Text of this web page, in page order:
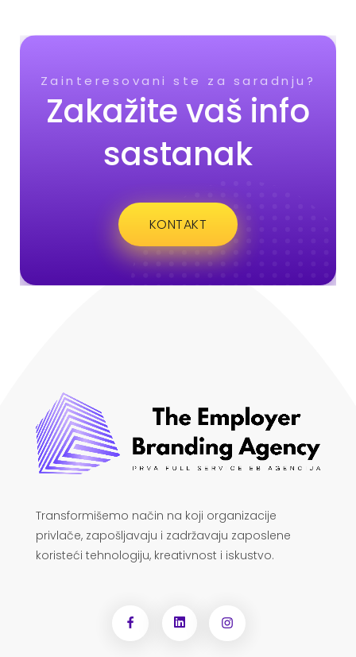
Zainteresovani ste za saradnju?
Zakažite vaš info
sastanak
KONTAKT
Transformišemo način na koji organizacije
privlače, zapošljavaju i zadržavaju zaposlene
koristeći tehnologiju, kreativnost i iskustvo.